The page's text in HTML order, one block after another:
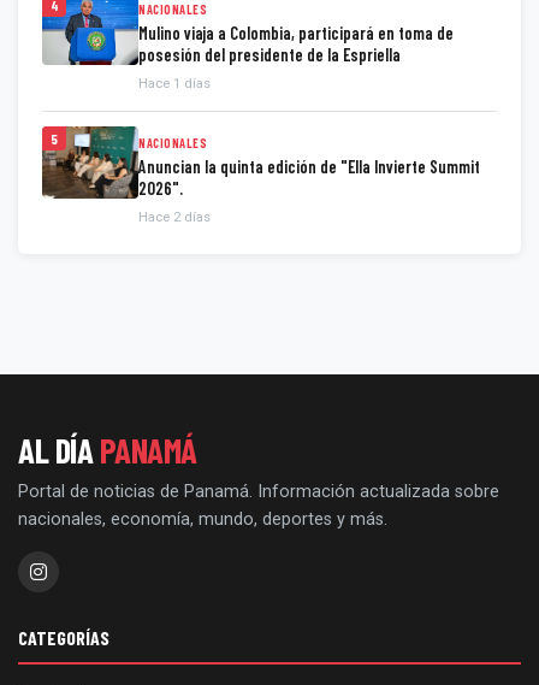
4 NACIONALES
Mulino viaja a Colombia, participará en toma de
posesión del presidente de la Espriella
Hace 1 días
5 NACIONALES
Anuncian la quinta edición de "Ella Invierte Summit
2026".
Hace 2 días
AL DÍAPANAMÁ
Portal de noticias de Panamá. Información actualizada sobre
nacionales, economía, mundo, deportes y más.
CATEGORÍAS